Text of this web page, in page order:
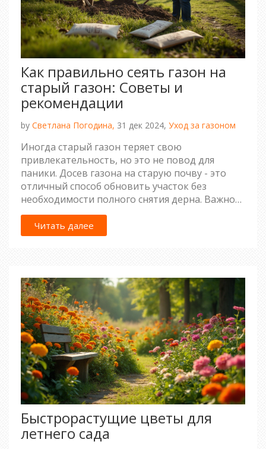
Как правильно сеять газон на
старый газон: Советы и
рекомендации
by Светлана Погодина, 31 дек 2024, Уход за газоном
Иногда старый газон теряет свою
привлекательность, но это не повод для
паники. Досев газона на старую почву - это
отличный способ обновить участок без
необходимости полного снятия дерна. Важно
правильно подготовить поверхность,
подобрать подходящие семена и соблюдать
необходимые меры по уходу. Наши советы
Читать далее
Быстрорастущие цветы для
летнего сада